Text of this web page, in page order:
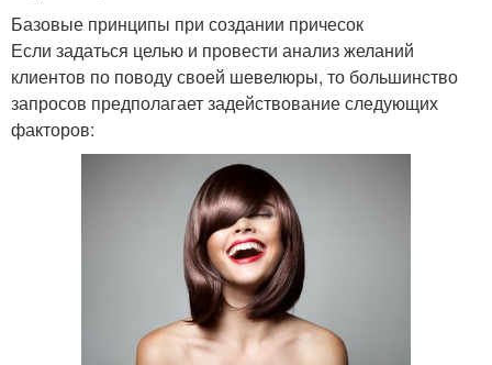
Базовые принципы при создании причесок
Если задаться целью и провести анализ желаний
клиентов по поводу своей шевелюры, то большинство
запросов предполагает задействование следующих
факторов: